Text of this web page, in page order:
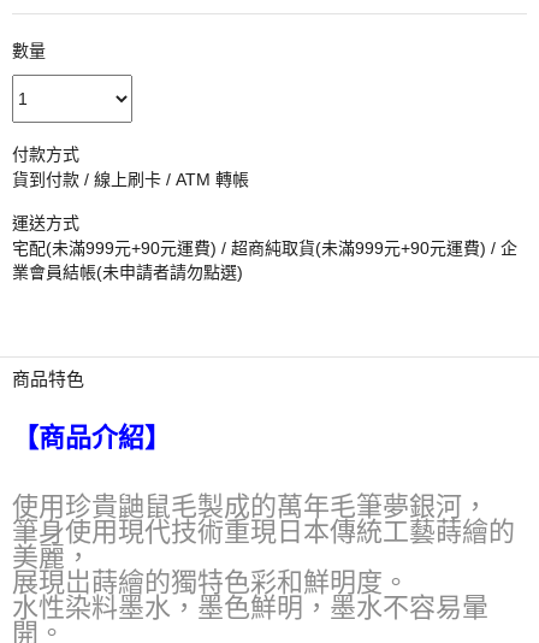
數量
付款方式
貨到付款 / 線上刷卡 / ATM 轉帳
運送方式
宅配(未滿999元+90元運費) / 超商純取貨(未滿999元+90元運費) / 企
業會員結帳(未申請者請勿點選)
商品特色
【商品介紹】
使用珍貴鼬鼠毛製成的萬年毛筆夢銀河，
筆身使用現代技術重現日本傳統工藝蒔繪的
美麗，
展現岀蒔繪的獨特色彩和鮮明度。
水性染料墨水，墨色鮮明，墨水不容易暈
開。